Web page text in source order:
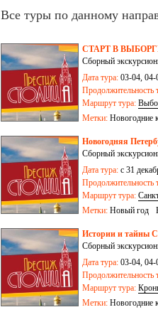
Все туры по данному
СТАРТ В ВЫБОРГЕ:
Сборный
Дата тура: 03-04, 04-
Продолжительность
Маршрут тура:
Метки: Новогодние
Новогодняя
Сборный
Дата тура: с 31
Продолжительность
Маршрут тура:
Метки: Новый год
Истории и тайны
Сборный
Дата тура: 03-04, 04-
Продолжительность
Маршрут тура:
Метки: Новогодние